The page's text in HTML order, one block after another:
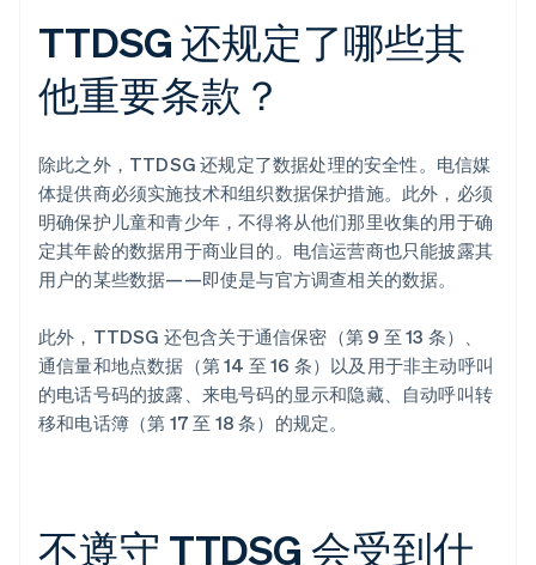
TTDSG 还规定了哪些其
他重要条款？
除此之外，TTDSG 还规定了数据处理的安全性。电信媒
体提供商必须实施技术和组织数据保护措施。此外，必须
明确保护儿童和青少年，不得将从他们那里收集的用于确
定其年龄的数据用于商业目的。电信运营商也只能披露其
用户的某些数据——即使是与官方调查相关的数据。
此外，TTDSG 还包含关于通信保密（第 9 至 13 条）、
通信量和地点数据（第 14 至 16 条）以及用于非主动呼叫
的电话号码的披露、来电号码的显示和隐藏、自动呼叫转
移和电话簿（第 17 至 18 条）的规定。
不遵守 TTDSG 会受到什